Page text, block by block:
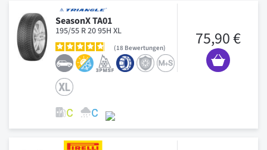
SeasonX TA01
195/55 R 20 95H XL
18 Bewertungen 75,90 €